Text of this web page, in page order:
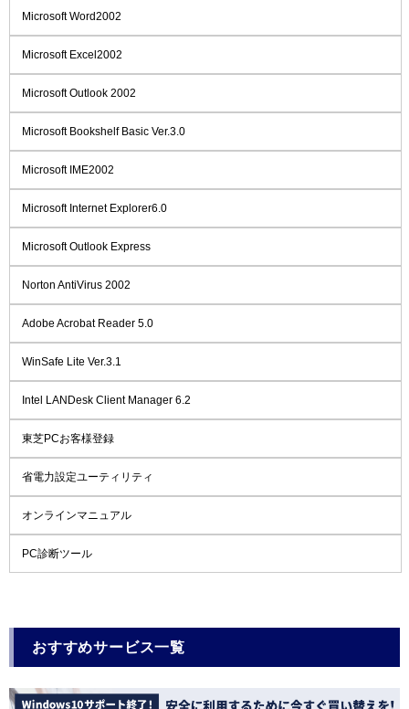
Microsoft Word2002
Microsoft Excel2002
Microsoft Outlook 2002
Microsoft Bookshelf Basic Ver.3.0
Microsoft IME2002
Microsoft Internet Explorer6.0
Microsoft Outlook Express
Norton AntiVirus 2002
Adobe Acrobat Reader 5.0
WinSafe Lite Ver.3.1
Intel LANDesk Client Manager 6.2
東芝PCお客様登録
省電力設定ユーティリティ
オンラインマニュアル
PC診断ツール
おすすめサービス一覧